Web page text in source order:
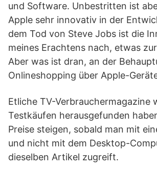
und Software. Unbestritten ist
Apple sehr innovativ in der
dem Tod von Steve Jobs ist die
meines Erachtens nach, etwas
Aber was ist dran, an der
Onlineshopping über Apple-
Etliche TV-Verbrauchermagazine
Testkäufen herausgefunden
Preise steigen, sobald man mit
und nicht mit dem Desktop-
dieselben Artikel zugreift.